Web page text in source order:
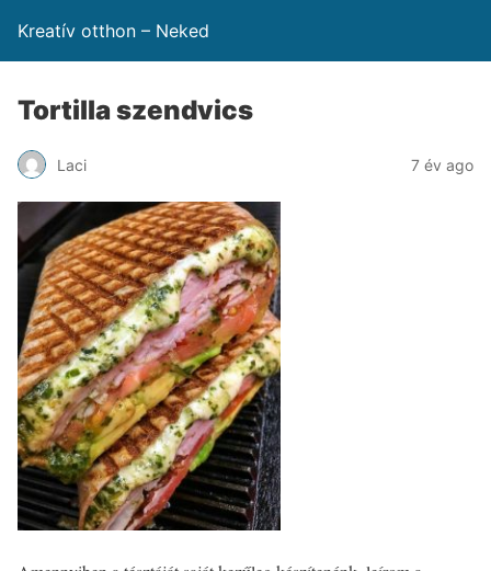
Kreatív otthon – Neked
Tortilla szendvics
Laci 7 év ago